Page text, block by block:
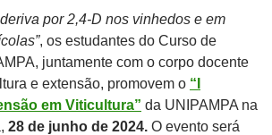
deriva por 2,4-D nos vinhedos e em
, os estudantes do Curso de
juntamente com o corpo docente
e extensão, promovem o “I
em Viticultura” da UNIPAMPA na
28 de junho de 2024. O evento será